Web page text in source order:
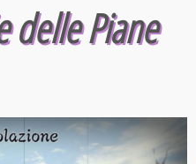
delle Piane